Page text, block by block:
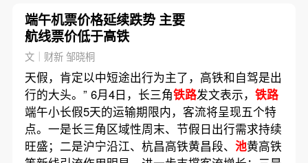
端午机票价格延续跌势 主要
航线票价低于高铁
文｜财新 邹晓桐
天假，肯定以中短途出行为主了，高铁和自驾是出
行的大头。” 6月4日，长三角铁路发文表示， 铁路
端午小长假5天的运输期限内，客流将呈现五个特
点。一是长三角区域性周末、节假日出行需求持续
旺盛；二是沪宁沿江、杭昌高铁黄昌段、 池黄高铁